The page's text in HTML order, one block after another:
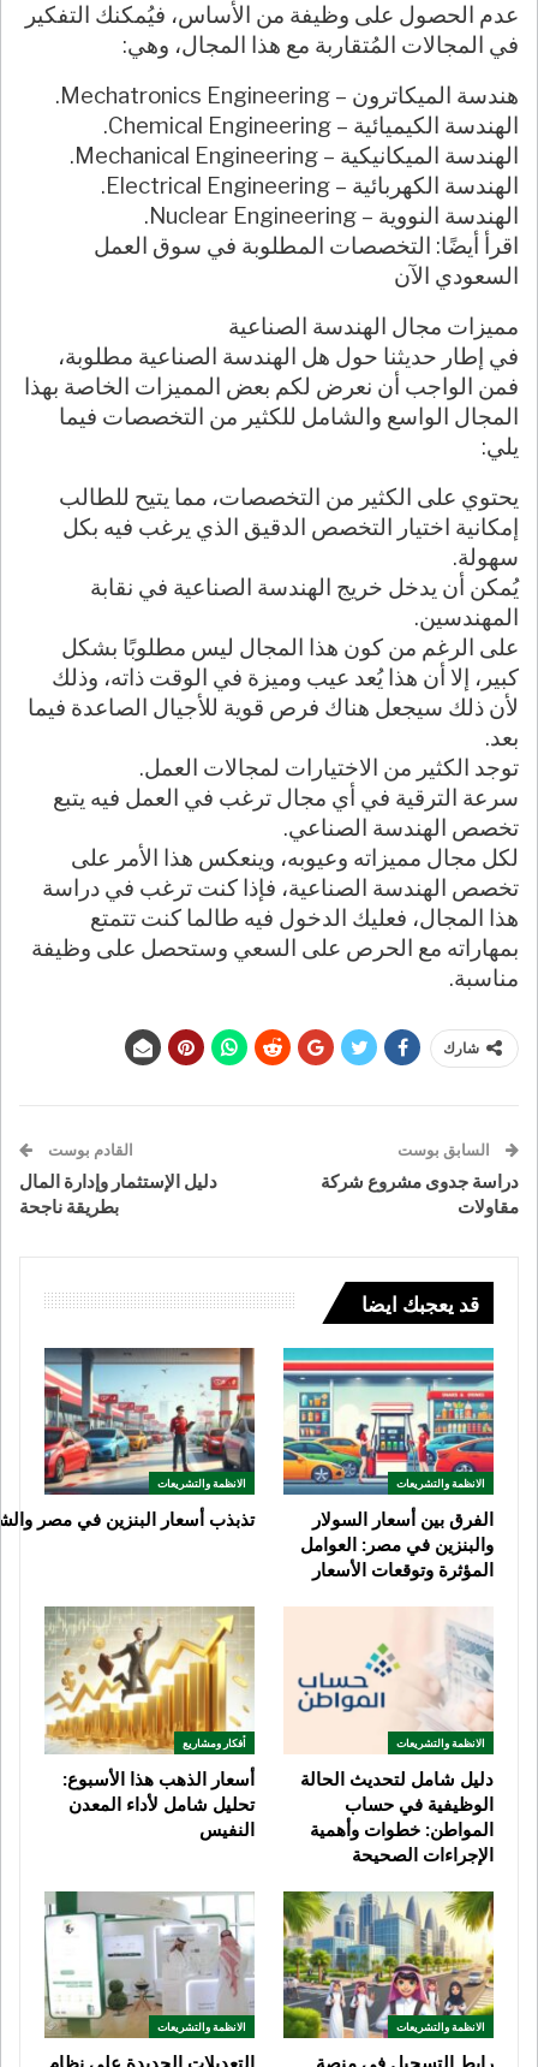
عدم الحصول على وظيفة من الأساس، فيُمكنك التفكير
في المجالات المُتقاربة مع هذا المجال، وهي:
هندسة الميكاترون – Mechatronics Engineering.
الهندسة الكيميائية – Chemical Engineering.
الهندسة الميكانيكية – Mechanical Engineering.
الهندسة الكهربائية – Electrical Engineering.
الهندسة النووية – Nuclear Engineering.
اقرأ أيضًا: التخصصات المطلوبة في سوق العمل
السعودي الآن
مميزات مجال الهندسة الصناعية
في إطار حديثنا حول هل الهندسة الصناعية مطلوبة،
فمن الواجب أن نعرض لكم بعض المميزات الخاصة بهذا
المجال الواسع والشامل للكثير من التخصصات فيما
يلي:
يحتوي على الكثير من التخصصات، مما يتيح للطالب
إمكانية اختيار التخصص الدقيق الذي يرغب فيه بكل
سهولة.
يُمكن أن يدخل خريج الهندسة الصناعية في نقابة
المهندسين.
على الرغم من كون هذا المجال ليس مطلوبًا بشكل
كبير، إلا أن هذا يُعد عيب وميزة في الوقت ذاته، وذلك
لأن ذلك سيجعل هناك فرص قوية للأجيال الصاعدة فيما
بعد.
توجد الكثير من الاختيارات لمجالات العمل.
سرعة الترقية في أي مجال ترغب في العمل فيه يتبع
تخصص الهندسة الصناعي.
لكل مجال مميزاته وعيوبه، وينعكس هذا الأمر على
تخصص الهندسة الصناعية، فإذا كنت ترغب في دراسة
هذا المجال، فعليك الدخول فيه طالما كنت تتمتع
بمهاراته مع الحرص على السعي وستحصل على وظيفة
مناسبة.
شارك
السابق بوست
دراسة جدوى مشروع شركة
مقاولات
القادم بوست
دليل الإستثمار وإدارة المال
بطريقة ناجحة
قد يعجبك ايضا
الانظمة والتشريعات
الفرق بين أسعار السولار
والبنزين في مصر: العوامل
المؤثرة وتوقعات الأسعار
الانظمة والتشريعات
تذبذب أسعار البنزين في مصر
الانظمة والتشريعات
دليل شامل لتحديث الحالة
الوظيفية في حساب
المواطن: خطوات وأهمية
الإجراءات الصحيحة
أفكار ومشاريع
أسعار الذهب هذا الأسبوع:
تحليل شامل لأداء المعدن
النفيس
الانظمة والتشريعات الانظمة والتشريعات